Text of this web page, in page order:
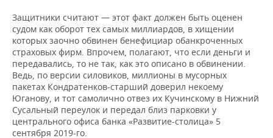
Защитники считают — этот факт должен быть оценен
судом как оборот тех самых миллиардов, в хищении
которых заочно обвинен бенефициар обанкроченных
страховых фирм. Впрочем, полагают, что если деньги и
передавались, то не так, как это описано в обвинении.
Ведь, по версии силовиков, миллионы в мусорных
пакетах Кондратенков-старший доверил некоему
Юганову, и тот самолично отвез их Кучинскому в Нижний
Сусальный переулок и передал близ парковки у
центрального офиса банка «Развитие-столица» 5
сентября 2019-го.